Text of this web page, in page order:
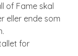
of Fame skal
eller ende som
for